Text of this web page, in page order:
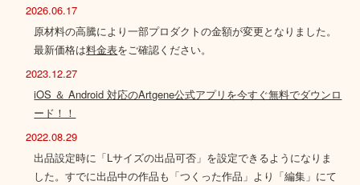
2026.06.17
原材料の高騰により一部プロダクトの金額が変更となりました。
最新価格は料金表をご確認ください。
2023.12.27
iOS ＆ Android 対応のArtgene公式アプリを今すぐ無料でダウンロ
ード！！
2022.08.29
出品設定時に「Lサイズの出品可否」を設定できるようになりま
した。すでに出品中の作品も「つくった作品」より「編集」にて